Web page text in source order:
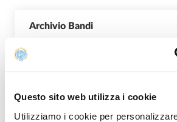
Questo sito web utilizza i cookie
Utilizziamo i cookie per
Archivio Bandi
Attached documents